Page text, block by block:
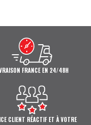
FRANCE EN 24/48H
CLIENT RÉACTIF ET À VOTRE